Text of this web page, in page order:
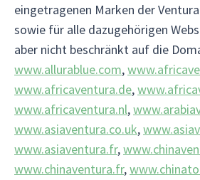
eingetragenen Marken der Ventura
sowie für alle dazugehörigen
aber nicht beschränkt auf die
www.allurablue.com,
www.africaventura.de,
www.africaventura.nl,
www.asiaventura.co.uk,
www.asiaventura.fr,
www.chinaventura.fr,